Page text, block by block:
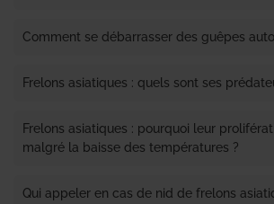
Comment se débarrasser des guêpes
Frelons asiatiques : quels sont ses
Frelons asiatiques : pourquoi leur
malgré la baisse des températures ?
Qui appeler en cas de nid de frelons